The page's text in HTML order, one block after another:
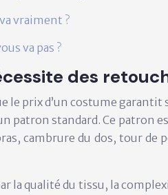
vraiment ?
va pas ?
des
le prix d’un costume
patron standard. Ce
cambrure du dos,
la qualité du tissu, la